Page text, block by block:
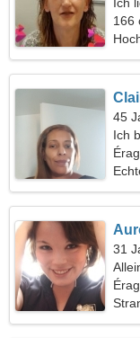
166
45
Ich
31